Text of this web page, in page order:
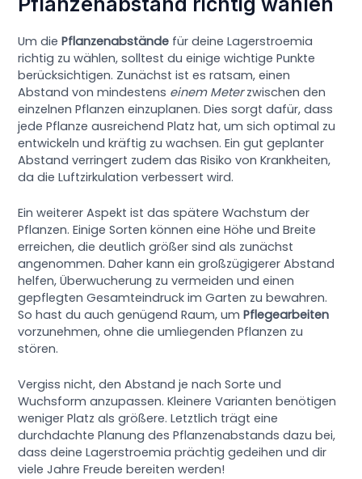
Um diePflanzenabstände für deine Lagerstroemia
richtig zu wählen, solltest du einige wichtige Punkte
berücksichtigen. Zunächst ist es ratsam, einen
Abstand von mindestens einem Meterzwischen den
einzelnen Pflanzen einzuplanen. Dies sorgt dafür, dass
jede Pflanze ausreichend Platz hat, um sich optimal zu
entwickeln und kräftig zu wachsen. Ein gut geplanter
Abstand verringert zudem das Risiko von Krankheiten,
da die Luftzirkulation verbessert wird.
Ein weiterer Aspekt ist das spätere Wachstum der
Pflanzen. Einige Sorten können eine Höhe und Breite
erreichen, die deutlich größer sind als zunächst
angenommen. Daher kann ein großzügigerer Abstand
helfen, Überwucherung zu vermeiden und einen
gepflegten Gesamteindruck im Garten zu bewahren.
So hast du auch genügend Raum, umPflegearbeiten
vorzunehmen, ohne die umliegenden Pflanzen zu
stören.
Vergiss nicht, den Abstand je nach Sorte und
Wuchsform anzupassen. Kleinere Varianten benötigen
weniger Platz als größere. Letztlich trägt eine
durchdachte Planung des Pflanzenabstands dazu bei,
dass deine Lagerstroemia prächtig gedeihen und dir
viele Jahre Freude bereiten werden!